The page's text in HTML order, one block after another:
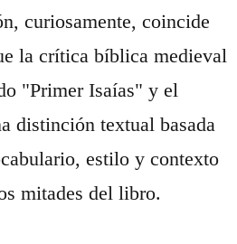
curiosamente, coincide
la crítica bíblica medieval
"Primer Isaías" y el
distinción textual basada
estilo y contexto
mitades del libro.